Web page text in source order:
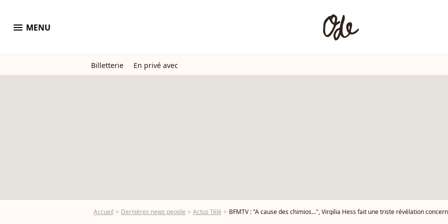
menu MENU
Billetterie En privé avec
Accueil Dernières news people Actus Télé BFMTV : "A cause des chimios...", Virgilia Hess fait une triste révélation